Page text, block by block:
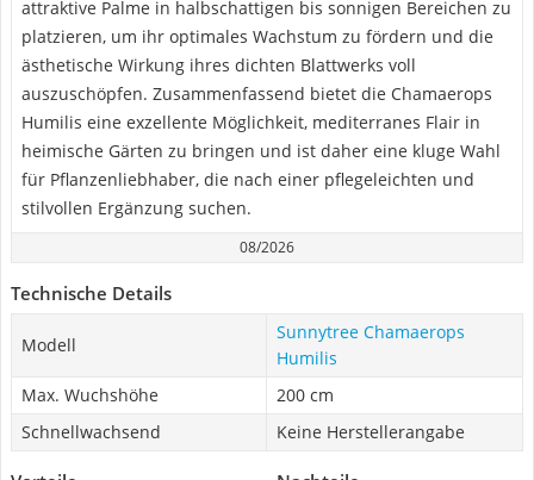
attraktive Palme in halbschattigen bis sonnigen Bereichen zu
platzieren, um ihr optimales Wachstum zu fördern und die
ästhetische Wirkung ihres dichten Blattwerks voll
auszuschöpfen. Zusammenfassend bietet die Chamaerops
Humilis eine exzellente Möglichkeit, mediterranes Flair in
heimische Gärten zu bringen und ist daher eine kluge Wahl
für Pflanzenliebhaber, die nach einer pflegeleichten und
stilvollen Ergänzung suchen.
08/2026
Technische Details
Modell
Sunnytree Chamaerops
Humilis
Max. Wuchshöhe
200 cm
Schnellwachsend
Keine Herstellerangabe